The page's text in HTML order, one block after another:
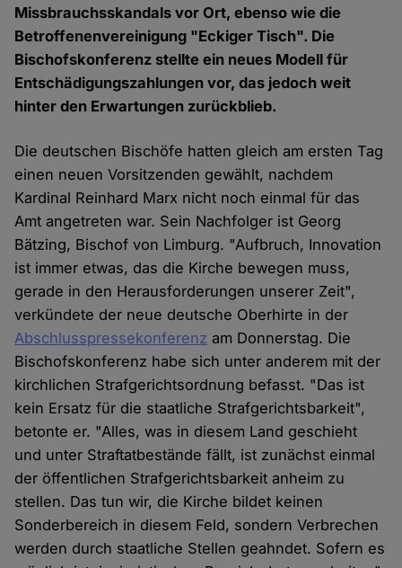
Missbrauchsskandals vor Ort, ebenso wie die
Betroffenenvereinigung "Eckiger Tisch". Die
Bischofskonferenz stellte ein neues Modell für
Entschädigungszahlungen vor, das jedoch weit
hinter den Erwartungen zurückblieb.
Die deutschen Bischöfe hatten gleich am ersten Tag
einen neuen Vorsitzenden gewählt, nachdem
Kardinal Reinhard Marx nicht noch einmal für das
Amt angetreten war. Sein Nachfolger ist Georg
Bätzing, Bischof von Limburg. "Aufbruch, Innovation
ist immer etwas, das die Kirche bewegen muss,
gerade in den Herausforderungen unserer Zeit",
verkündete der neue deutsche Oberhirte in der
Abschlusspressekonferenz am Donnerstag. Die
Bischofskonferenz habe sich unter anderem mit der
kirchlichen Strafgerichtsordnung befasst. "Das ist
kein Ersatz für die staatliche Strafgerichtsbarkeit",
betonte er. "Alles, was in diesem Land geschieht
und unter Straftatbestände fällt, ist zunächst einmal
der öffentlichen Strafgerichtsbarkeit anheim zu
stellen. Das tun wir, die Kirche bildet keinen
Sonderbereich in diesem Feld, sondern Verbrechen
werden durch staatliche Stellen geahndet. Sofern es